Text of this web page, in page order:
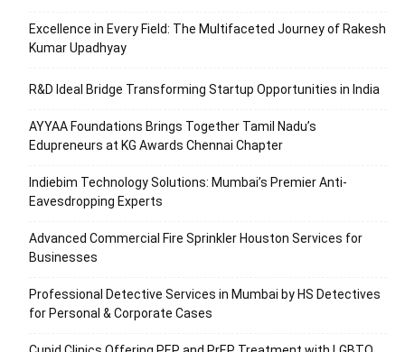
Excellence in Every Field: The Multifaceted Journey of Rakesh
Kumar Upadhyay
R&D Ideal Bridge Transforming Startup Opportunities in India
AYYAA Foundations Brings Together Tamil Nadu’s
Edupreneurs at KG Awards Chennai Chapter
Indiebim Technology Solutions: Mumbai’s Premier Anti-
Eavesdropping Experts
Advanced Commercial Fire Sprinkler Houston Services for
Businesses
Professional Detective Services in Mumbai by HS Detectives
for Personal & Corporate Cases